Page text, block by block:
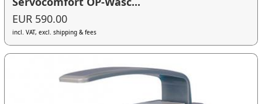
EUR 590.00
incl. VAT, excl. shipping & fees